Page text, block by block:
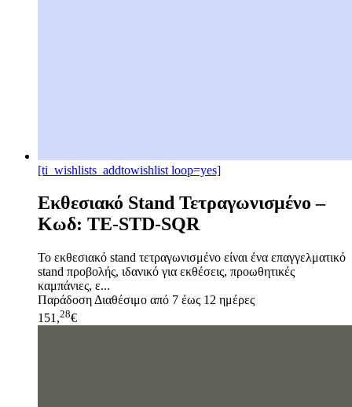
[ti_wishlists_addtowishlist loop=yes]
Εκθεσιακό Stand Τετραγωνισμένο –
Κωδ: TE-STD-SQR
Το εκθεσιακό stand τετραγωνισμένο είναι ένα επαγγελματικό
stand προβολής, ιδανικό για εκθέσεις, προωθητικές
καμπάνιες, ε...
Παράδοση Διαθέσιμο από 7 έως 12 ημέρες
151,28€